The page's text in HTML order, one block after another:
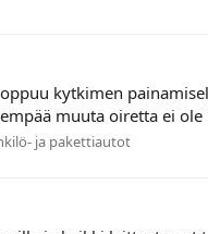
kytkimen
muuta oiretta ei ole
ja pakettiautot